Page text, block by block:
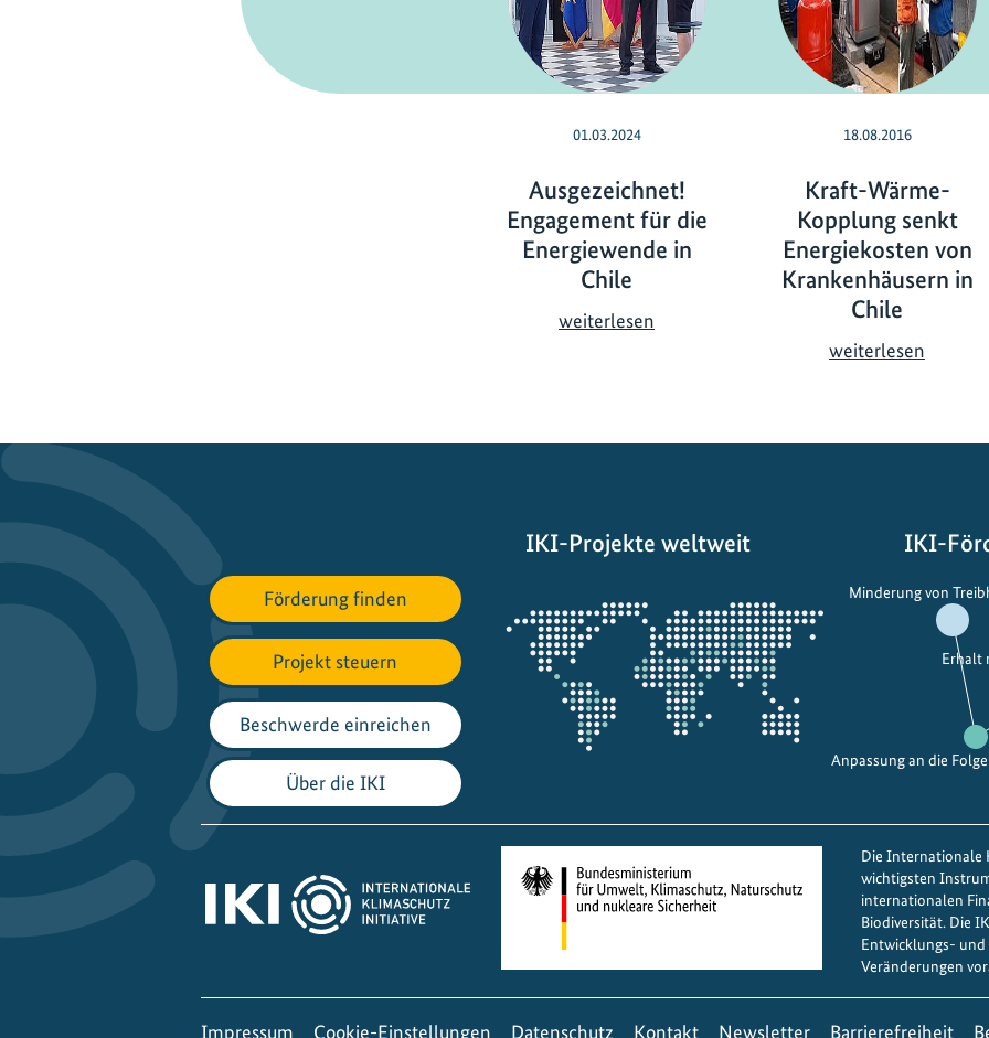
01.03.2024
Ausgezeichnet!
Engagement für die
Energiewende in
Chile
weiterlesen
c
e
t
!
e
m
e
18.08.2016
Kraft-Wärme-
Kopplung senkt
Energiekosten von
Krankenhäusern in
Chile
weiterlesen
ä
m
p
g
s
e
n
Förderung finden
Projekt steuern
Beschwerde einreichen
Über die IKI
IKI-Projekte weltweit
Projektkarte
IKI-
Minderung von
Anpassung an die
Erhalt
Die Internationale
wichtigsten
internationalen
Biodiversität. Die
Entwicklungs-
Veränderungen
Impressum Cookie-Einstellungen Datenschutz Kontakt Newsletter Barrierefreiheit